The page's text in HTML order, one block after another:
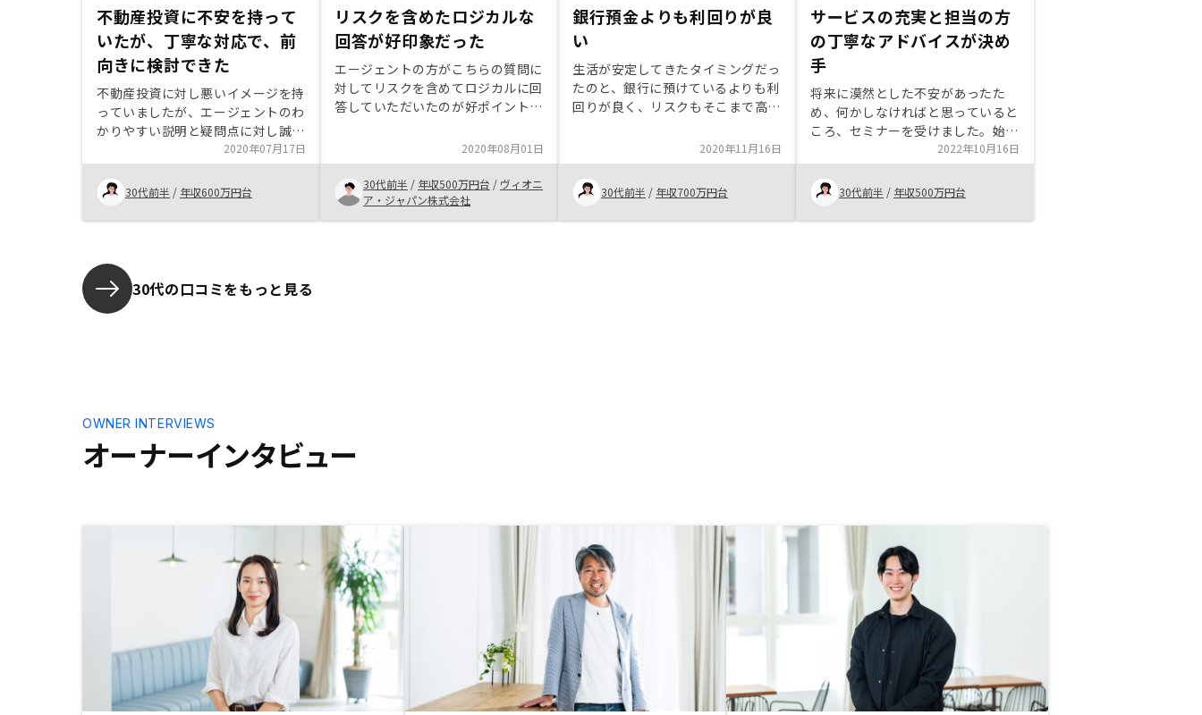
不動産投資に不安を持って
いたが、丁寧な対応で、前
向きに検討できた
不動産投資に対し悪いイメージを持
っていましたが、エージェントのわ
かりやすい説明と疑問点に対し誠実
に対応いただいたおかげで前向きに
検討することができ、購入に至りま
した。 エージェント自身が物件を
購入していることから安心感も持て
ました。書類が非常に多く記入に苦
する、などしていただきたいです。
2020年07月17日
30代前半 / 年収600万円台
リスクを含めたロジカルな
回答が好印象だった
エージェントの方がこちらの質問に
対してリスクを含めてロジカルに回
答していただいたのが好ポイントで
2020年08月01日
30代前半 / 年収500万円台 / ヴィオニ
ア・ジャパン株式会社
銀行預金よりも利回りが良
い
生活が安定してきたタイミングだっ
たのと、銀行に預けているよりも利
回りが良く、リスクもそこまで高く
2020年11月16日
30代前半 / 年収700万円台
サービスの充実と担当の方
の丁寧なアドバイスが決め
手
将来に漠然とした不安があったた
め、何かしなければと思っていると
ころ、セミナーを受けました。始め
は色々な投資のノウハウが知りたく
て受けたところ、たまたま不動産投
資を専門としたセミナーでした。不
動産投資について理解を深めていく
うちに難しくなく、自分でも始めら
2022年10月16日
30代前半 / 年収500万円台
30代の口コミをもっと見る
オーナーインタビュー
OWNER INTERVIEWS